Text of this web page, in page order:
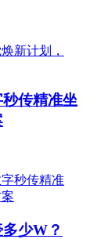
传精准坐
少W？